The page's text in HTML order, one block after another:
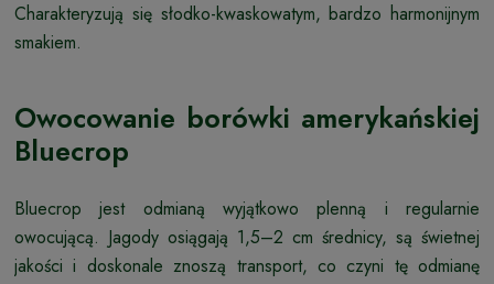
Charakteryzują się słodko-kwaskowatym, bardzo harmonijnym
smakiem.
Owocowanie borówki amerykańskiej
Bluecrop
Bluecrop jest odmianą wyjątkowo plenną i regularnie
owocującą. Jagody osiągają 1,5–2 cm średnicy, są świetnej
jakości i doskonale znoszą transport, co czyni tę odmianę